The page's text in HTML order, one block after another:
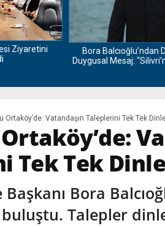
Ziyaretini
Bora Balcıoğlu’ndan
Duygusal Mesaj:
Ortaköy’de: Vatandaşın Taleplerini Tek Tek
Tek Tek
Bora
Talepler